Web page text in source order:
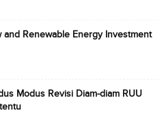
and Renewable Energy Investment
Modus Revisi Diam-diam RUU